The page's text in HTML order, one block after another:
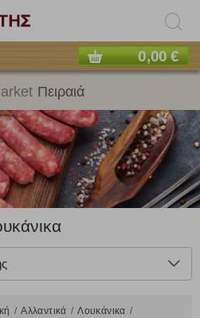
0,00 €
Πειραιά
Αλλαντικά
Λουκάνικα